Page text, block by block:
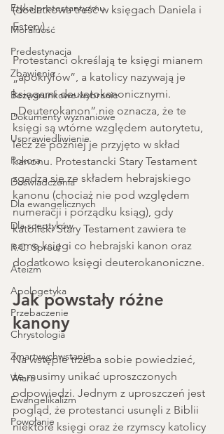
Etyka protestantyzmu
Moralność
Predestynacja
Zbawienie
Bezwarunkowe wybranie
Dokumenty wyznaniowe
Usprawiedliwienie
Pokora
Doświadczenia
Dla ewangelicznych
Dla sceptyków
R.C. Sproul
Ateizm
Apologetyka
Przebaczenie
Chrystologia
Zmartwychwstanie
Wiara
Ewangelikalizm
Powołanie
(dodatkowa treść w księgach Daniela i
Estery).
Protestanci określają te księgi mianem
„apokryfów”, a katolicy nazywają je
księgami deuterokanonicznymi.
„Deuterokanon” nie oznacza, że te
księgi są wtórne względem autorytetu,
lecz że później je przyjęto w skład
kanonu. Protestancki Stary Testament
zgadza się ze składem hebrajskiego
kanonu (chociaż nie pod względem
numeracji i porządku ksiąg), gdy
katolicki Stary Testament zawiera te
same księgi co hebrajski kanon oraz
dodatkowo księgi deuterokanoniczne.
Jak powstały różne
kanony
Na wstępie trzeba sobie powiedzieć,
że musimy unikać uproszczonych
odpowiedzi. Jednym z uproszczeń jest
pogląd, że protestanci usunęli z Biblii
niektóre księgi oraz że rzymscy katolicy